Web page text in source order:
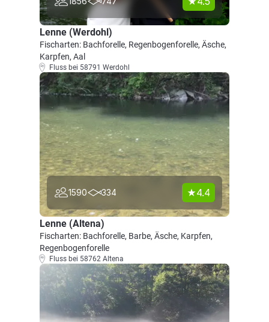
Lenne (Werdohl)
Fischarten: Bachforelle, Regenbogenforelle, Äsche,
Karpfen, Aal
Fluss bei 58791 Werdohl
1590 334 4.4
Lenne (Altena)
Fischarten: Bachforelle, Barbe, Äsche, Karpfen,
Regenbogenforelle
Fluss bei 58762 Altena